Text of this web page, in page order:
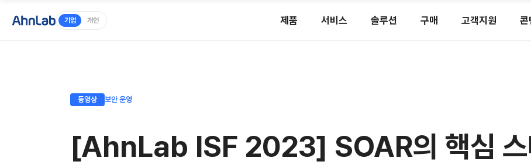
기업 개인 제품 서비스 솔루션 구매 고객지원 콘
동영상 보안 운영
[AhnLab ISF 2023] SOAR의 핵심 스